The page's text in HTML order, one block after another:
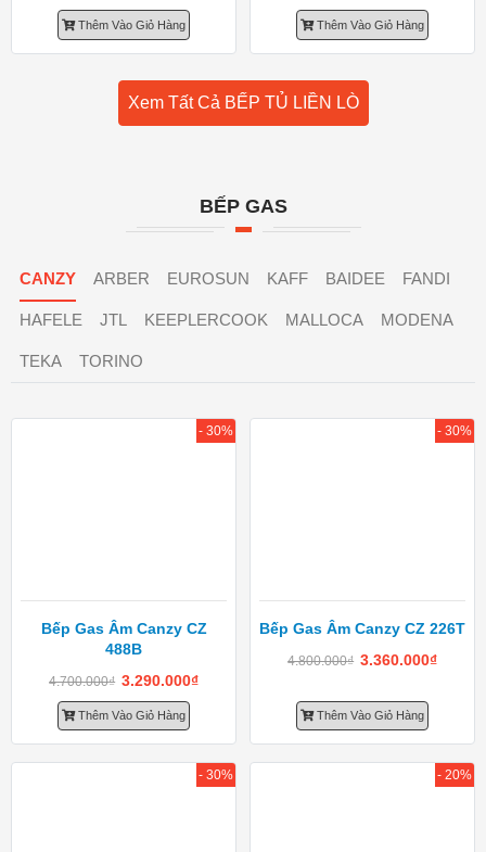
Thêm Vào Giỏ Hàng Thêm Vào Giỏ Hàng
Xem Tất Cả BẾP TỦ LIỀN LÒ
BẾP GAS
CANZY ARBER EUROSUN KAFF BAIDEE FANDI
HAFELE JTL KEEPLERCOOK MALLOCA MODENA
TEKA TORINO
Bếp Gas Âm Canzy CZ
488B
4.700.000₫ 3.290.000₫
Thêm Vào Giỏ Hàng
- 30%
Bếp Gas Âm Canzy CZ 226T
4.800.000₫ 3.360.000₫
Thêm Vào Giỏ Hàng
- 30%
- 30% - 20%